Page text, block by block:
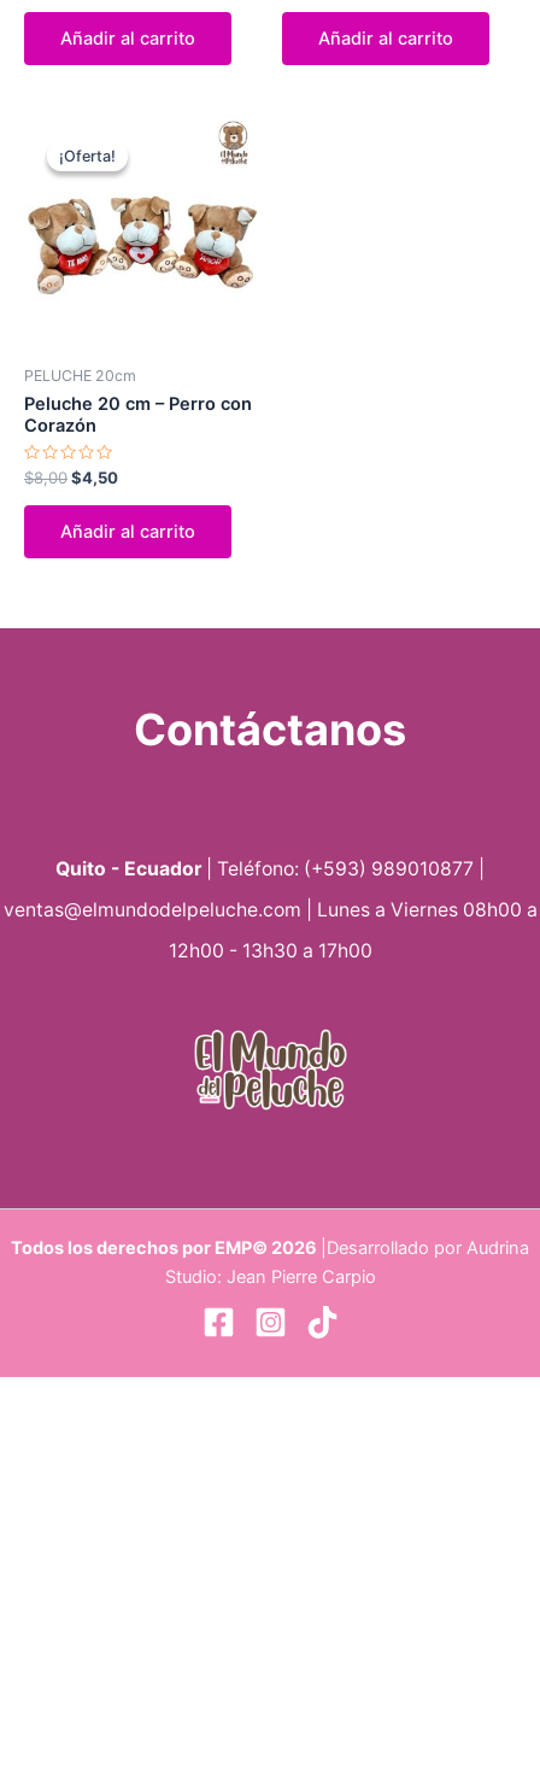
0
Añadir al carrito
0
Añadir al carrito
¡Oferta!
¡Oferta!
PELUCHE 20cm
Peluche 20 cm – Perro con
Corazón
Valorado
con
0
$8,00
precio
original
$8,00.
$4,50
actual
$4,50.
Añadir al carrito
Contáctanos
Quito - Ecuador| Teléfono: (+593) 989010877 |
ventas@elmundodelpeluche.com | Lunes a Viernes 08h00 a
12h00 - 13h30 a 17h00
Todos los derechos por EMP© 2026 |Desarrollado por Audrina
Studio: Jean Pierre Carpio